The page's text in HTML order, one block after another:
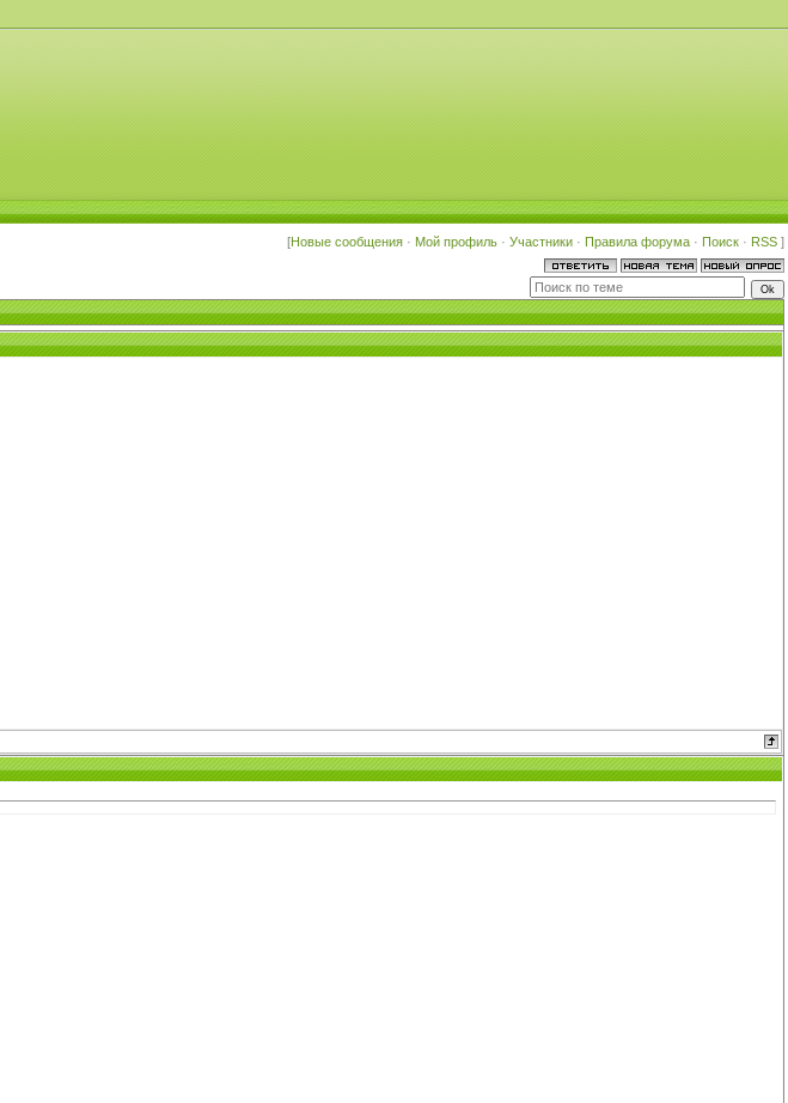
[Новые сообщения · Мой профиль · Участники · Правила форума · Поиск · RSS ]